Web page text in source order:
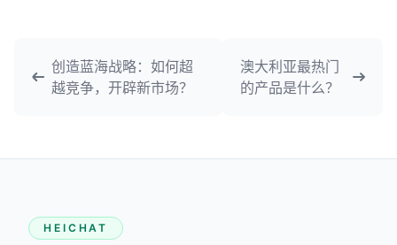
创造蓝海战略：如何超
越竞争，开辟新市场？
澳大利亚最热门
的产品是什么？
HEICHAT